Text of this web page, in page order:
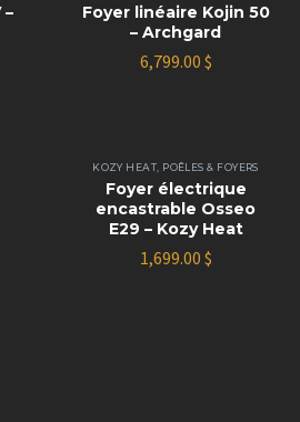
Foyer linéaire Kojin 50
– Archgard
6,799.00 $
KOZY HEAT POÊLES & FOYERS
Foyer électrique
encastrable Osseo
E29 – Kozy Heat
1,699.00 $